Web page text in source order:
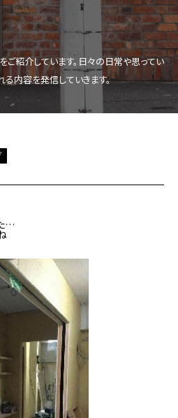
ご紹介しています。日々の日常や思ってい
内容を発信していきます。
…